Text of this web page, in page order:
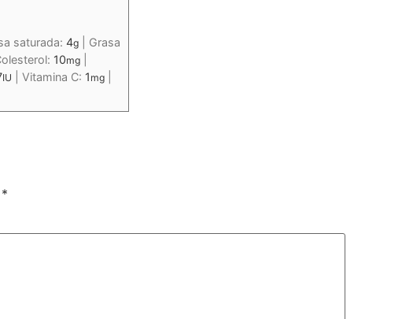
saturada: 4g
Grasa
10mg
IU Vitamina C: 1 mg
*